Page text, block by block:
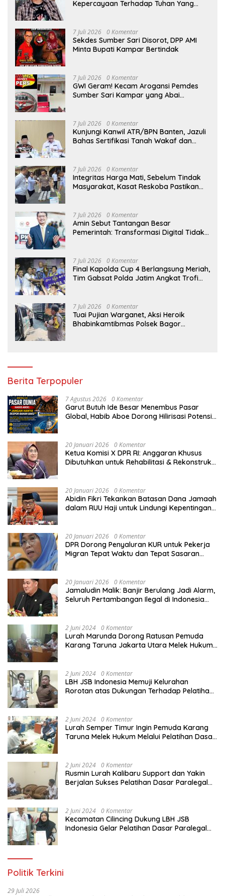
Kepercayaan Terhadap Tuhan Yang
7 Juli 2026 0 Komentar
Sekdes Sumber Sari Disorot, DPP AMI
Minta Bupati Kampar Bertindak
7 Juli 2026 0 Komentar
GWI Geram! Kecam Arogansi Pemdes
Sumber Sari Kampar yang Abai
7 Juli 2026 0 Komentar
Kunjungi Kanwil ATR/BPN Banten, Jazuli
Bahas Sertifikasi Tanah Wakaf dan
7 Juli 2026 0 Komentar
Integritas Harga Mati, Sebelum Tindak
Masyarakat, Kasat Reskoba Pastikan
7 Juli 2026 0 Komentar
Amin Sebut Tantangan Besar
Pemerintah: Transformasi Digital Tidak
7 Juli 2026 0 Komentar
Final Kapolda Cup 4 Berlangsung Meriah,
Tim Gabsat Polda Jatim Angkat Trofi
7 Juli 2026 0 Komentar
Tuai Pujian Warganet, Aksi Heroik
Bhabinkamtibmas Polsek Bagor
Berita Terpopuler
7 Agustus 2026 0 Komentar
Garut Butuh Ide Besar Menembus Pasar
Global, Habib Aboe Dorong Hilirisasi Potensi
20 Januari 2026 0 Komentar
Ketua Komisi X DPR RI: Anggaran Khusus
Dibutuhkan untuk Rehabilitasi & Rekonstruksi
20 Januari 2026 0 Komentar
Abidin Fikri Tekankan Batasan Dana Jamaah
dalam RUU Haji untuk Lindungi Kepentingan
20 Januari 2026 0 Komentar
DPR Dorong Penyaluran KUR untuk Pekerja
Migran Tepat Waktu dan Tepat Sasaran
20 Januari 2026 0 Komentar
Jamaludin Malik: Banjir Berulang Jadi Alarm,
Seluruh Pertambangan Ilegal di Indonesia
2 Juni 2024 0 Komentar
Lurah Marunda Dorong Ratusan Pemuda
Karang Taruna Jakarta Utara Melek Hukum
2 Juni 2024 0 Komentar
LBH JSB Indonesia Memuji Kelurahan
Rorotan atas Dukungan Terhadap Pelatihan
2 Juni 2024 0 Komentar
Lurah Semper Timur Ingin Pemuda Karang
Taruna Melek Hukum Melalui Pelatihan Dasar
2 Juni 2024 0 Komentar
Rusmin Lurah Kalibaru Support dan Yakin
Berjalan Sukses Pelatihan Dasar Paralegal
2 Juni 2024 0 Komentar
Kecamatan Cilincing Dukung LBH JSB
Indonesia Gelar Pelatihan Dasar Paralegal
Politik Terkini
29 Juli 2026